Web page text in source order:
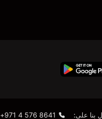
بنا على: +971 4 576 8641